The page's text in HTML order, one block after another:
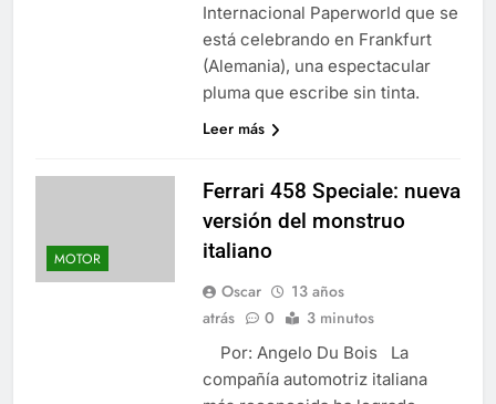
Internacional Paperworld que se
está celebrando en Frankfurt
(Alemania), una espectacular
pluma que escribe sin tinta.
Leer más
MOTOR
Ferrari 458 Speciale: nueva
versión del monstruo
italiano
Oscar
13 años
atrás
0 3 minutos
Por: Angelo Du Bois La
compañía automotriz italiana